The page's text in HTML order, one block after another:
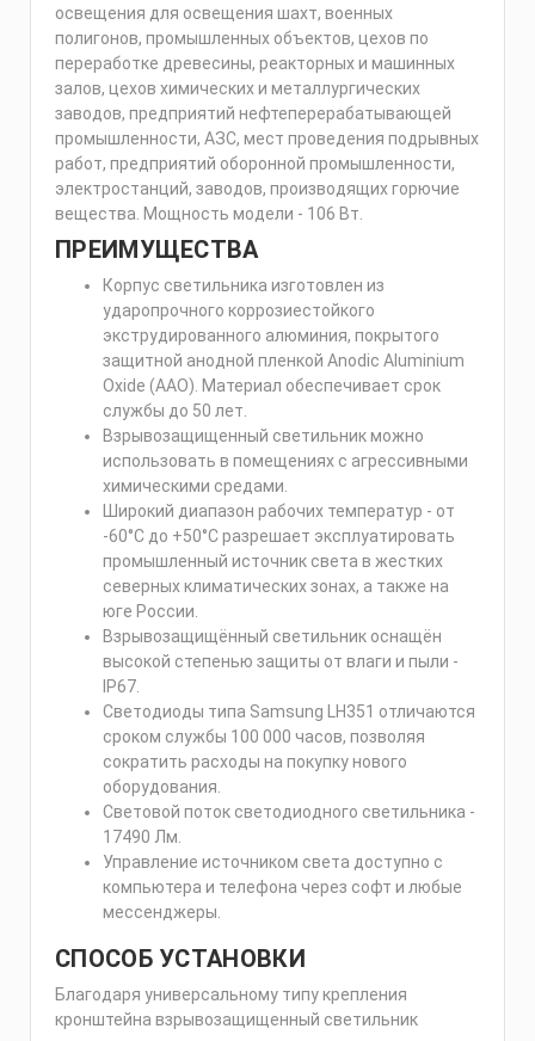
освещения для освещения шахт, военных
полигонов, промышленных объектов, цехов по
переработке древесины, реакторных и машинных
залов, цехов химических и металлургических
заводов, предприятий нефтеперерабатывающей
промышленности, АЗС, мест проведения подрывных
работ, предприятий оборонной промышленности,
электростанций, заводов, производящих горючие
вещества. Мощность модели - 106 Вт.
ПРЕИМУЩЕСТВА
Корпус светильника изготовлен из
ударопрочного коррозиестойкого
экструдированного алюминия, покрытого
защитной анодной пленкой Anodic Aluminium
Oxide (AAO). Материал обеспечивает срок
службы до 50 лет.
Взрывозащищенный светильник можно
использовать в помещениях с агрессивными
химическими средами.
Широкий диапазон рабочих температур - от
-60°С до +50°С разрешает эксплуатировать
промышленный источник света в жестких
северных климатических зонах, а также на
юге России.
Взрывозащищённый светильник оснащён
высокой степенью защиты от влаги и пыли -
IP67.
Светодиоды типа Samsung LH351 отличаются
сроком службы 100 000 часов, позволяя
сократить расходы на покупку нового
оборудования.
Световой поток светодиодного светильника -
17490 Лм.
Управление источником света доступно с
компьютера и телефона через софт и любые
мессенджеры.
СПОСОБ УСТАНОВКИ
Благодаря универсальному типу крепления
кронштейна взрывозащищенный светильник